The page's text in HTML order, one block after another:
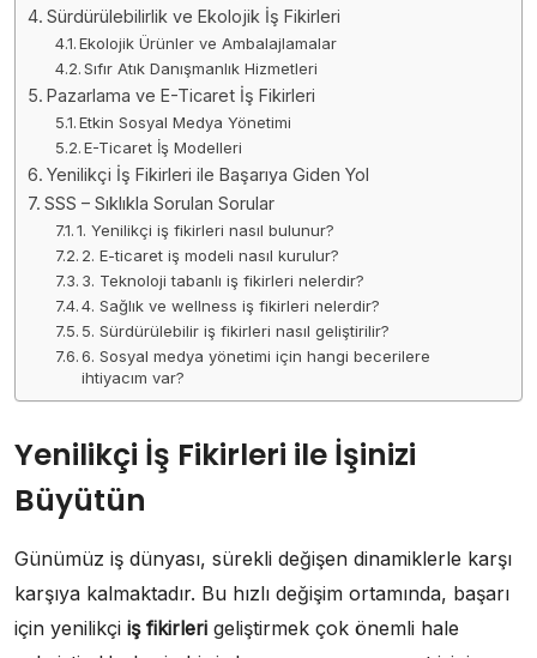
Sürdürülebilirlik ve Ekolojik İş Fikirleri
Ekolojik Ürünler ve Ambalajlamalar
Sıfır Atık Danışmanlık Hizmetleri
Pazarlama ve E-Ticaret İş Fikirleri
Etkin Sosyal Medya Yönetimi
E-Ticaret İş Modelleri
Yenilikçi İş Fikirleri ile Başarıya Giden Yol
SSS – Sıklıkla Sorulan Sorular
1. Yenilikçi iş fikirleri nasıl bulunur?
2. E-ticaret iş modeli nasıl kurulur?
3. Teknoloji tabanlı iş fikirleri nelerdir?
4. Sağlık ve wellness iş fikirleri nelerdir?
5. Sürdürülebilir iş fikirleri nasıl geliştirilir?
6. Sosyal medya yönetimi için hangi becerilere
ihtiyacım var?
Yenilikçi İş Fikirleri ile İşinizi
Büyütün
Günümüz iş dünyası, sürekli değişen dinamiklerle karşı
karşıya kalmaktadır. Bu hızlı değişim ortamında, başarı
için yenilikçi iş fikirleri geliştirmek çok önemli hale